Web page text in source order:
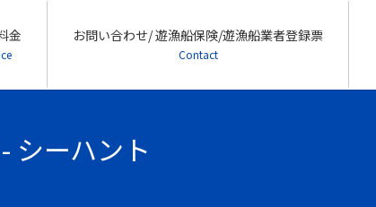
金 お問い合わせ/ 遊漁船保険/遊漁船業者登録票
Contact
シーハント